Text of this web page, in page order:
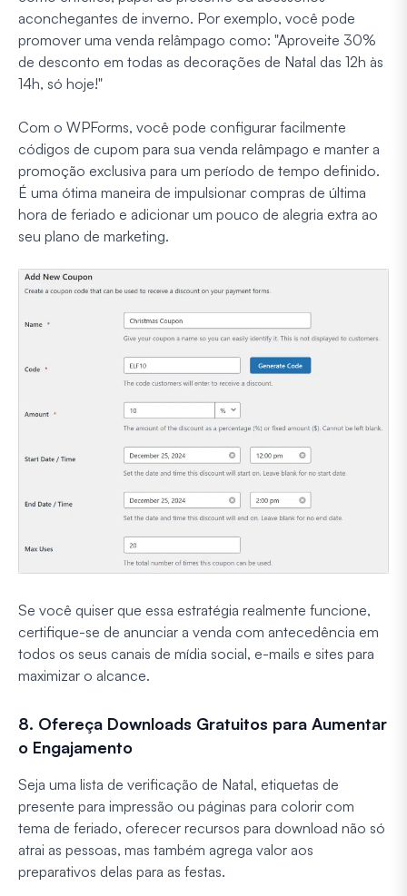
aconchegantes de inverno. Por exemplo, você pode
promover uma venda relâmpago como: "Aproveite 30%
de desconto em todas as decorações de Natal das 12h às
14h, só hoje!"
Com o WPForms, você pode configurar facilmente
códigos de cupom para sua venda relâmpago e manter a
promoção exclusiva para um período de tempo definido.
É uma ótima maneira de impulsionar compras de última
hora de feriado e adicionar um pouco de alegria extra ao
seu plano de marketing.
Se você quiser que essa estratégia realmente funcione,
certifique-se de anunciar a venda com antecedência em
todos os seus canais de mídia social, e-mails e sites para
maximizar o alcance.
8. Ofereça Downloads Gratuitos para Aumentar
o Engajamento
Seja uma lista de verificação de Natal, etiquetas de
presente para impressão ou páginas para colorir com
tema de feriado, oferecer recursos para download não só
atrai as pessoas, mas também agrega valor aos
preparativos delas para as festas.